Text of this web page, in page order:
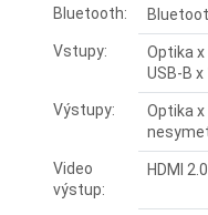
Bluetooth:
Vstupy:
Optika x
USB-B x
Výstupy:
Optika x
Video
výstup:
HDMI